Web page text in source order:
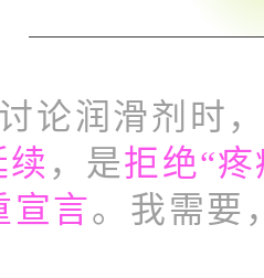
论润滑剂时
续 ，是拒绝“
宣言。我需要